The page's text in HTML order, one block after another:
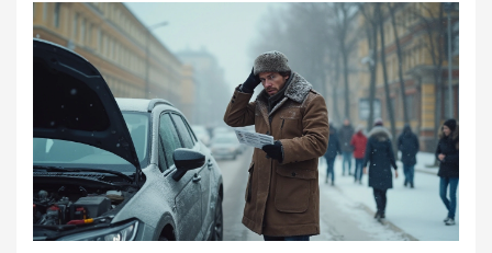
неисправного ремня, их причины и последствия
игнорирования. Также даны советы по проверке и
диагностике состояния ремня ГРМ.